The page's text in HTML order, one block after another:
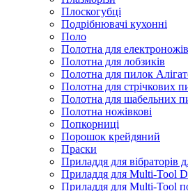
Плоскогубці
Подрібнювачі кухонні
Поло
Полотна для
Полотна для лобзиків
Полотна для пилок
Полотна для стрічкових
Полотна для шабельних
Полотна ножівкові
Попкорниці
Порошок крейдяний
Праски
Приладдя для вібраторів
Приладдя для Multi-Tool
Приладдя для Multi-Tool